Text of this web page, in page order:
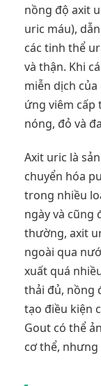
nồng độ axit
uric máu),
các tinh thể
và thận. Khi
miễn dịch
ứng viêm cấp
nóng, đỏ và
Axit uric là
chuyển hóa
trong nhiều
ngày và cũng
thường, axit
ngoài qua
xuất quá
thải đủ, nồng
tạo điều kiện
Gout có thể
cơ thể,